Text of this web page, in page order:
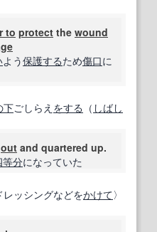
to protect the wound
よう保護するため傷口に
下ごしらえ をする （ しばし
out and quartered up.
等分になっていた
ッシングなどをかけて〉